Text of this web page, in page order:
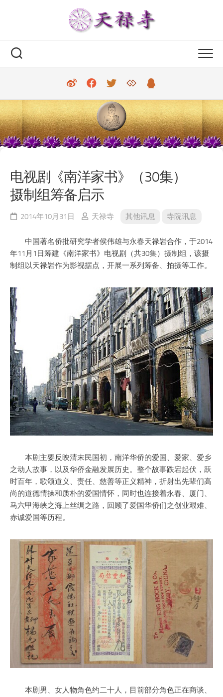
电视剧《南洋家书》（30集）
摄制组筹备启示
2014年10月31日 天禄寺 其他讯息 寺院讯息
中国著名侨批研究学者侯伟雄与永春天禄岩合作，于2014
年11月1日筹建《南洋家书》电视剧（共30集）摄制组，该摄
制组以天禄岩作为影视据点，开展一系列筹备、拍摄等工作。
本剧主要反映清末民国初，南洋华侨的爱国、爱家、爱乡
之动人故事，以及华侨金融发展历史。整个故事跌宕起伏，跃
时百年，歌颂道义、责任、慈善等正义精神，折射出先辈们高
尚的道德情操和质朴的爱国情怀，同时也连接着永春、厦门、
马六甲海峡之海上丝绸之路，回顾了爱国华侨们之创业艰难、
赤诚爱国等历程。
本剧男、女人物角色约二十人，目前部分角色正在商谈、